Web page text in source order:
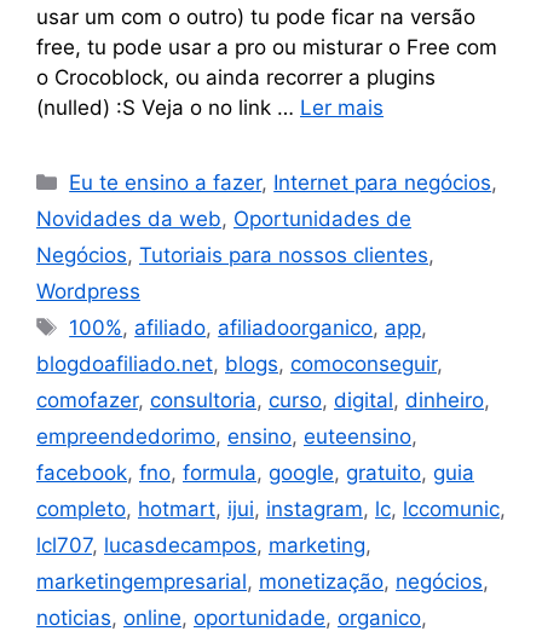
usar um com o outro) tu pode ficar na versão
free, tu pode usar a pro ou misturar o Free com
o Crocoblock, ou ainda recorrer a plugins
(nulled) :S Veja o no link … Ler mais
Eu te ensino a fazer, Internet para negócios,
Novidades da web, Oportunidades de
Negócios, Tutoriais para nossos clientes,
Wordpress
100%, afiliado, afiliadoorganico, app,
blogdoafiliado.net, blogs, comoconseguir,
comofazer, consultoria, curso, digital, dinheiro,
empreendedorimo, ensino, euteensino,
facebook, fno, formula, google, gratuito, guia
completo, hotmart, ijui, instagram, lc, lccomunic,
lcl707, lucasdecampos, marketing,
marketingempresarial, monetização, negócios,
noticias, online, oportunidade, organico,